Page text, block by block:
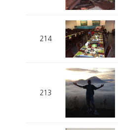
214
213